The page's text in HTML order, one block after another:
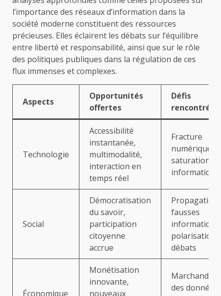
l’importance des réseaux d’information dans la
société moderne constituent des ressources
précieuses. Elles éclairent les débats sur l’équilibre
entre liberté et responsabilité, ainsi que sur le rôle
des politiques publiques dans la régulation de ces
flux immenses et complexes.
Aspects
Opportunités
offertes
Défis
rencontrés
Technologie
Accessibilité
instantanée,
multimodalité,
interaction en
temps réel
Fracture
numérique,
saturation
Social
Démocratisation
du savoir,
participation
citoyenne
accrue
Propagation
fausses
informations,
polarisation
débats
Économique
Monétisation
innovante,
nouveaux
des données,